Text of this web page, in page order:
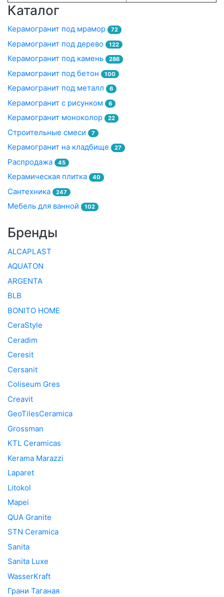
Каталог
Керамогранит под мрамор 72
Керамогранит под дерево 122
Керамогранит под камень 286
Керамогранит под бетон 100
Керамогранит под металл 6
Керамогранит с рисунком 6
Керамогранит моноколор 22
Строительные смеси 7
Керамогранит на кладбище 27
Распродажа 45
Керамическая плитка 40
Сантехника 247
Мебель для ванной 102
Бренды
ALCAPLAST
AQUATON
ARGENTA
BLB
BONITO HOME
CeraStyle
Ceradim
Ceresit
Cersanit
Coliseum Gres
Creavit
GeoTilesCeramica
Grossman
KTL Ceramicas
Kerama Marazzi
Laparet
Litokol
Mapei
QUA Granite
STN Ceramica
Sanita
Sanita Luxe
WasserKraft
Грани Таганая